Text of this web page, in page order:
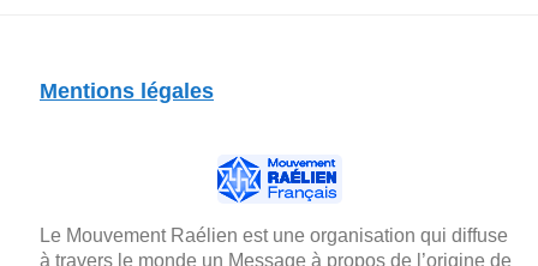
Mentions légales
Le Mouvement Raélien est une organisation qui diffuse
à travers le monde un Message à propos de l’origine de